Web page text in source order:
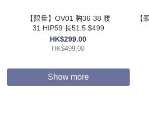
【限量】OV01 胸36-38 腰
31 HIP59 長51.5 $499
HK$299.00
HK$499.00
【
Show more